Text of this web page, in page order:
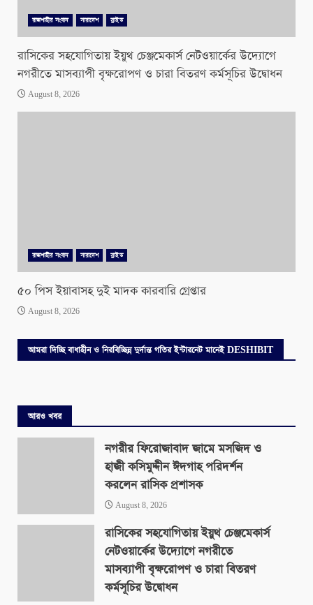
রাজশাহীর সংবাদ সারাদেশ স্লাইড
রাসিকের সহযোগিতায় ইয়ুথ চেঞ্জমেকার্স নেটওয়ার্কের উদ্যোগে
নগরীতে মাসব্যাপী বৃক্ষরোপণ ও চারা বিতরণ কর্মসূচির উদ্বোধন
August 8, 2026
রাজশাহীর সংবাদ সারাদেশ স্লাইড
৫০ পিস ইয়াবাসহ দুই মাদক কারবারি গ্রেপ্তার
August 8, 2026
আমরা দিচ্ছি বাধাহীন ও নিরবিচ্ছিন্ন দুর্দান্ত গতির ইন্টারনেট মানেই DESHIBIT
আরও খবর
নগরীর ফিরোজাবাদ জামে মসজিদ ও
হাজী কসিমুদ্দীন ঈদগাহ পরিদর্শন
করলেন রাসিক প্রশাসক
August 8, 2026
রাসিকের সহযোগিতায় ইয়ুথ চেঞ্জমেকার্স
নেটওয়ার্কের উদ্যোগে নগরীতে
মাসব্যাপী বৃক্ষরোপণ ও চারা বিতরণ
কর্মসূচির উদ্বোধন